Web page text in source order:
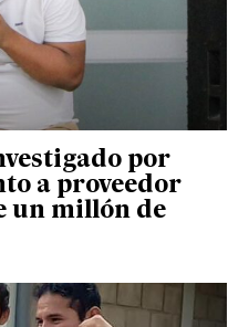
por
a proveedor
un millón de